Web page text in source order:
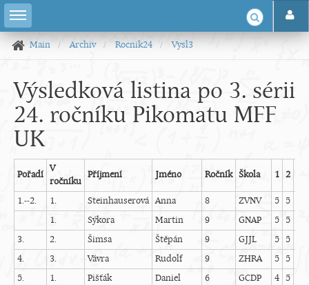
Main Archiv Rocnik24 Vysl3
Výsledková listina po 3. sérii
24. ročníku Pikomatu MFF
UK
Pořadí
V
ročníku
Příjmení Jméno Ročník Škola 1 2
1.--2. 1. Steinhauserová Anna 8 ZVNV 5 5
1.
Sýkora Martin 9 GNAP 5 5
3.
2. Šimsa Štěpán 9 GJJL 5 5
4.
3. Vávra Rudolf 9 ZHRA 5 5
5.
1. Pišťák Daniel 6 GCDP 4 5